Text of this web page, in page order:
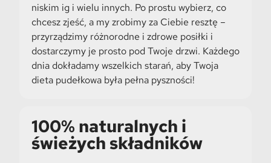
niskim ig i wielu innych. Po prostu wybierz, co
chcesz zjeść, a my zrobimy za Ciebie resztę –
przyrządzimy różnorodne i zdrowe posiłki i
dostarczymy je prosto pod Twoje drzwi. Każdego
dnia dokładamy wszelkich starań, aby Twoja
dieta pudełkowa była pełna pyszności!
100% naturalnych i
świeżych składników